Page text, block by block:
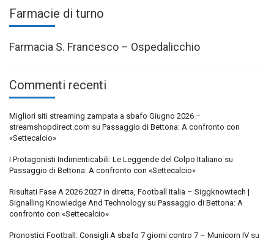
Farmacie di turno
Farmacia S. Francesco – Ospedalicchio
Commenti recenti
Migliori siti streaming zampata a sbafo Giugno 2026 –
streamshopdirect.com su Passaggio di Bettona: A confronto con
«Settecalcio»
I Protagonisti Indimenticabili: Le Leggende del Colpo Italiano su
Passaggio di Bettona: A confronto con «Settecalcio»
Risultati Fase A 2026 2027 in diretta, Football Italia – Siggknowtech |
Signalling Knowledge And Technology su Passaggio di Bettona: A
confronto con «Settecalcio»
Pronostici Football: Consigli A sbafo 7 giorni contro 7 – Municorn IV su